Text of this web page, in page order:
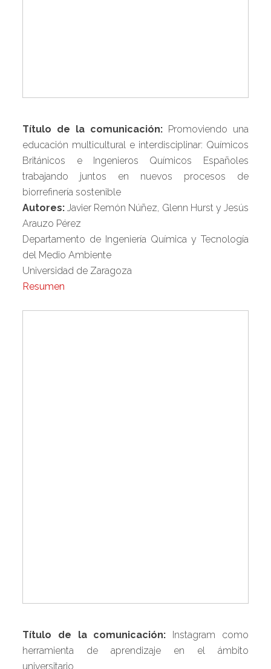
Título de la comunicación: Promoviendo una
educación multicultural e interdisciplinar: Químicos
Británicos e Ingenieros Químicos Españoles
trabajando juntos en nuevos procesos de
biorrefinería sostenible
Autores:Javier Remón Núñez, Glenn Hurst y Jesús
Arauzo Pérez
Departamento de Ingeniería Química y Tecnología
del Medio Ambiente
Universidad de Zaragoza
Resumen
Título de la comunicación: Instagram como
herramienta de aprendizaje en el ámbito
universitario